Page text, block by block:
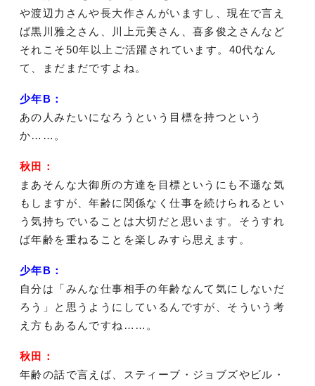
や渡辺力さんや長大作さんがいますし、現在で言え
ば黒川雅之さん、川上元美さん、喜多俊之さんなど
それこそ50年以上ご活躍されています。40代なん
て、まだまだですよね。
少年B：
あの人みたいになろうという目標を持つという
か……。
秋田：
まあそんな大御所の方達を目標というにも不遜な気
もしますが、年齢に関係なく仕事を続けられるとい
う気持ちでいることは大切だと思います。そうすれ
ば年齢を重ねることを楽しみすら思えます。
少年B：
自分は「みんな仕事相手の年齢なんて気にしないだ
ろう」と思うようにしているんですが、そういう考
え方もあるんですね……。
秋田：
年齢の話で言えば、スティーブ・ジョブズやビル・